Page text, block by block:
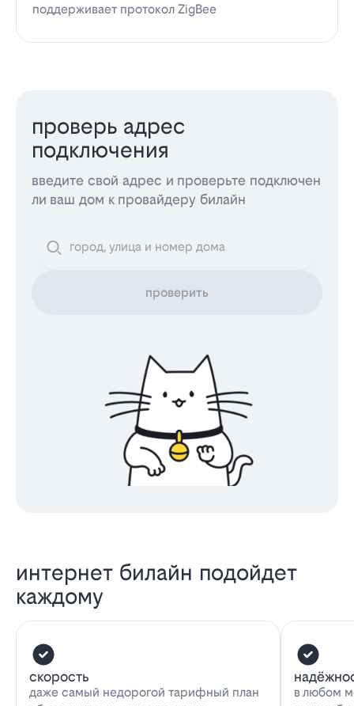
поддерживает протокол ZigBee
проверь адрес
подключения
введите свой адрес и проверьте подключен
ли ваш дом к провайдеру билайн
проверить
интернет билайн подойдет
каждому
скорость
даже самый недорогой тарифный план
в любом